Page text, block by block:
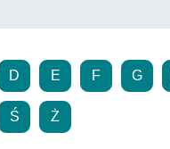
D E F G
Ś Ż